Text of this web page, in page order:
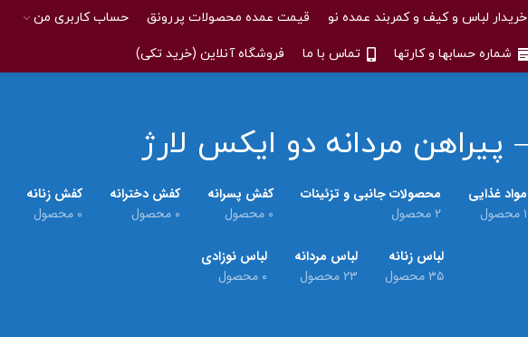
خریدار لباس و کیف و کمربند عمده نو قیمت عمده محصولات پررونق حساب کاربری من
شماره حسابها و کارتها تماس با ما فروشگاه آنلاین (خرید تکی)
پیراهن مردانه دو ایکس لارژ
مواد غذایی
۱ محصول
محصولات جانبی و تزئینات
۲ محصول
کفش پسرانه
۰ محصول
کفش دخترانه
۰ محصول
کفش زنانه
۰ محصول
لباس زنانه
۳۵ محصول
لباس مردانه
۲۳ محصول
لباس نوزادی
۰ محصول